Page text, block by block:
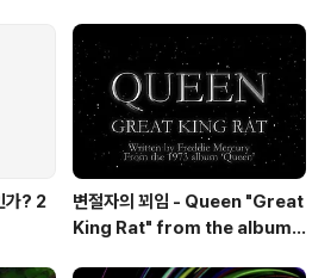
가? 2
변절자의 꾀임 - Queen "Great
King Rat" from the album